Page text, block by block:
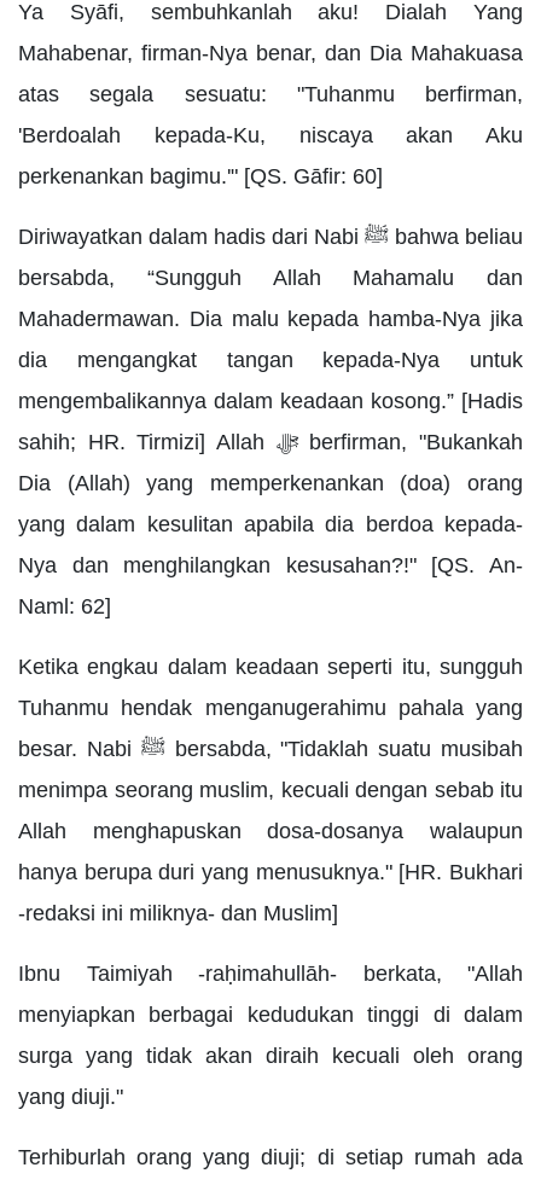
Ya Syāfi, sembuhkanlah aku! Dialah Yang
Mahabenar, firman-Nya benar, dan Dia Mahakuasa
atas segala sesuatu: "Tuhanmu berfirman,
'Berdoalah kepada-Ku, niscaya akan Aku
perkenankan bagimu.'" [QS. Gāfir: 60]
Diriwayatkan dalam hadis dari Nabi ﷺ bahwa beliau
bersabda, “Sungguh Allah Mahamalu dan
Mahadermawan. Dia malu kepada hamba-Nya jika
dia mengangkat tangan kepada-Nya untuk
mengembalikannya dalam keadaan kosong.” [Hadis
sahih; HR. Tirmizi] Allah ﷻ berfirman, "Bukankah
Dia (Allah) yang memperkenankan (doa) orang
yang dalam kesulitan apabila dia berdoa kepada-
Nya dan menghilangkan kesusahan?!" [QS. An-
Naml: 62]
Ketika engkau dalam keadaan seperti itu, sungguh
Tuhanmu hendak menganugerahimu pahala yang
besar. Nabi ﷺ bersabda, "Tidaklah suatu musibah
menimpa seorang muslim, kecuali dengan sebab itu
Allah menghapuskan dosa-dosanya walaupun
hanya berupa duri yang menusuknya." [HR. Bukhari
-redaksi ini miliknya- dan Muslim]
Ibnu Taimiyah -raḥimahullāh- berkata, "Allah
menyiapkan berbagai kedudukan tinggi di dalam
surga yang tidak akan diraih kecuali oleh orang
yang diuji."
Terhiburlah orang yang diuji; di setiap rumah ada